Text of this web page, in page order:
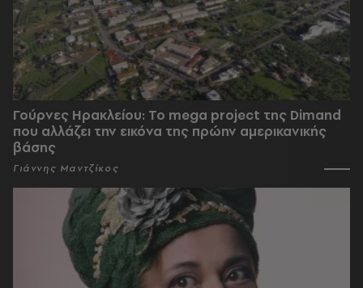
Γούρνες Ηρακλείου: To mega project της Dimand
που αλλάζει την εικόνα της πρώην αμερικανικής
βάσης
Γιάννης Μαντζίκος